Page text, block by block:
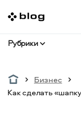
Рубрики
Бизнес
Как сделать